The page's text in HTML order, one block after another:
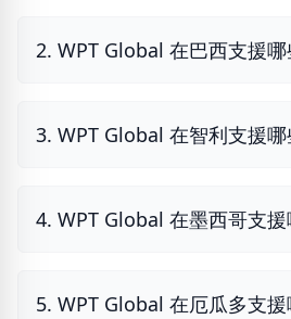
2. WPT Global 在巴西支援哪
3. WPT Global 在智利支援哪
4. WPT Global 在墨西哥支援
5. WPT Global 在厄瓜多支援